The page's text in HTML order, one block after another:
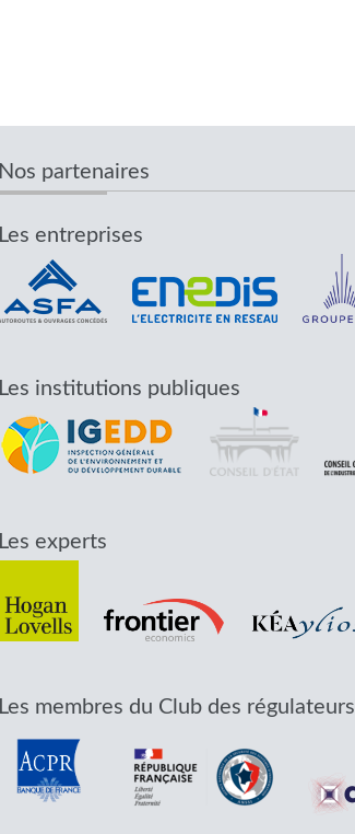
Nos partenaires
Les entreprises
Les institutions publiques
Les experts
Les membres du Club des régulateurs